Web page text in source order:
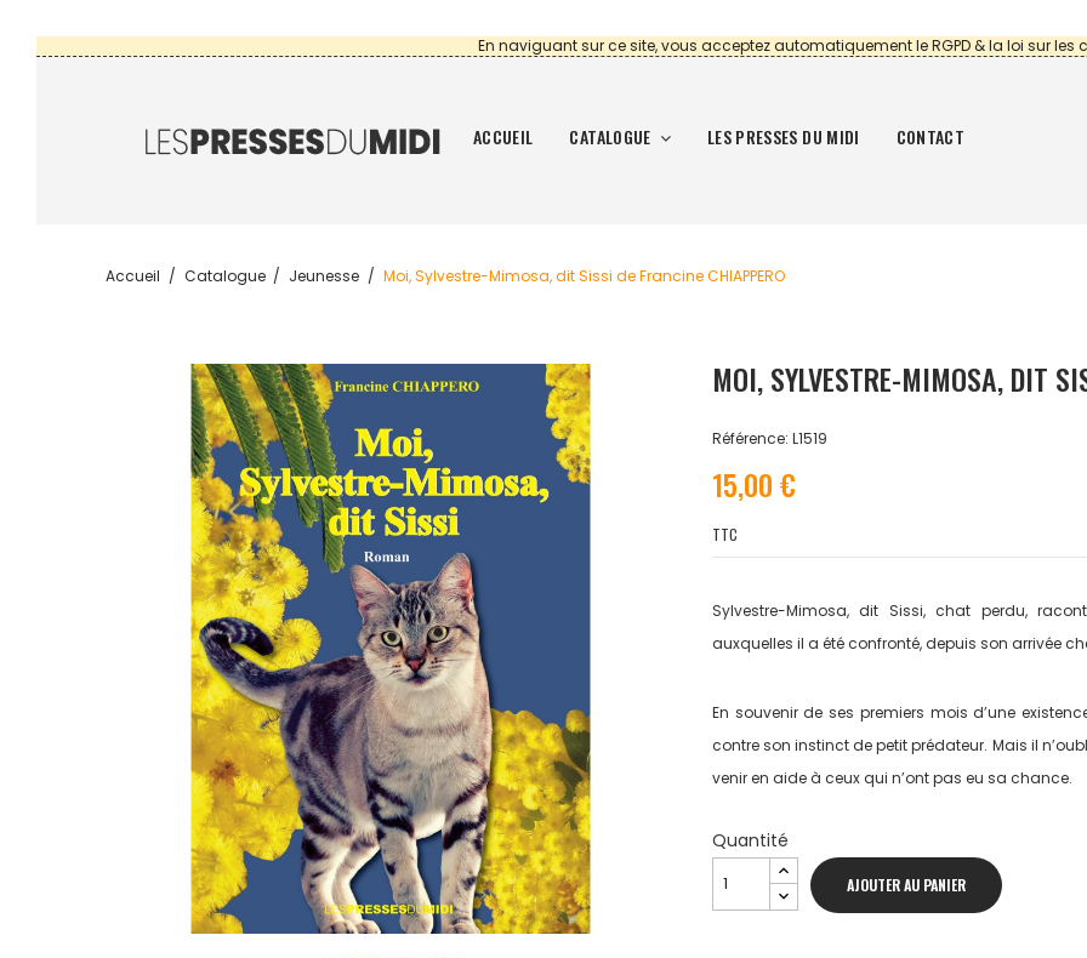
En naviguant sur ce site, vous acceptez automatiquement le RGPD & la loi sur les
ACCUEIL CATALOGUE LES PRESSES DU MIDI CONTACT
Accueil Catalogue Jeunesse Moi, Sylvestre-Mimosa, dit Sissi de Francine CHIAPPERO
MOI, SYLVESTRE-MIMOSA, DIT
Référence: L1519
15,00 €
TTC
Sylvestre-Mimosa, dit Sissi, chat perdu,
auxquelles il a été confronté, depuis son arrivée
En souvenir de ses premiers mois d’une
contre son instinct de petit prédateur. Mais il
venir en aide à ceux qui n’ont pas eu sa chance.
Quantité
AJOUTER AU PANIER